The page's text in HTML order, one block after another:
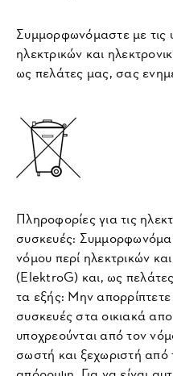
Συμμορφωνόμαστε με τις
ηλεκτρικών και
ως πελάτες μας, σας
Πληροφορίες για τις
συσκευές:
νόμου περί ηλεκτρικών
(ElektroG) και, ως
τα εξής: Μην απορρίπτετε
συσκευές στα οικιακά
υποχρεούνται από τον
σωστή και ξεχωριστή από